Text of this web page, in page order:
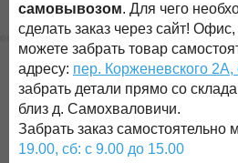
самовывозом. Для чего
сделать заказ через сайт!
можете забрать товар
адресу: пер. Корженевского
забрать детали прямо со
близ д. Самохваловичи.
Забрать заказ самостоятельно
19.00, сб: с 9.00 до 15.00